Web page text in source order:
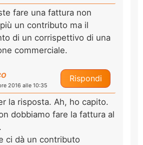
fare una fattura non
un contributo ma il
di un corrispettivo di una
commerciale.
Rispondi
2016 alle 10:35
la risposta. Ah, ho capito.
dobbiamo fare la fattura al
ci dà un contributo